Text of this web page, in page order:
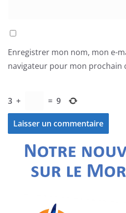
Enregistrer mon nom, mon e-
navigateur pour mon prochain
3 + = 9